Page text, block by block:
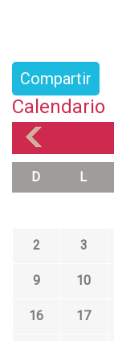
Compartir
Calendario
D L
2 3
9 10
16 17